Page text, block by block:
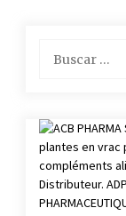
con
4